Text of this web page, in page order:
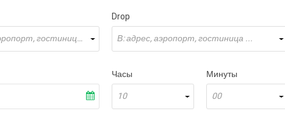
Откуда: адрес, аэропорт, гостиница ...
Drop
В: адрес, аэропорт, гостиница ...
Часы
10
Минуты
00